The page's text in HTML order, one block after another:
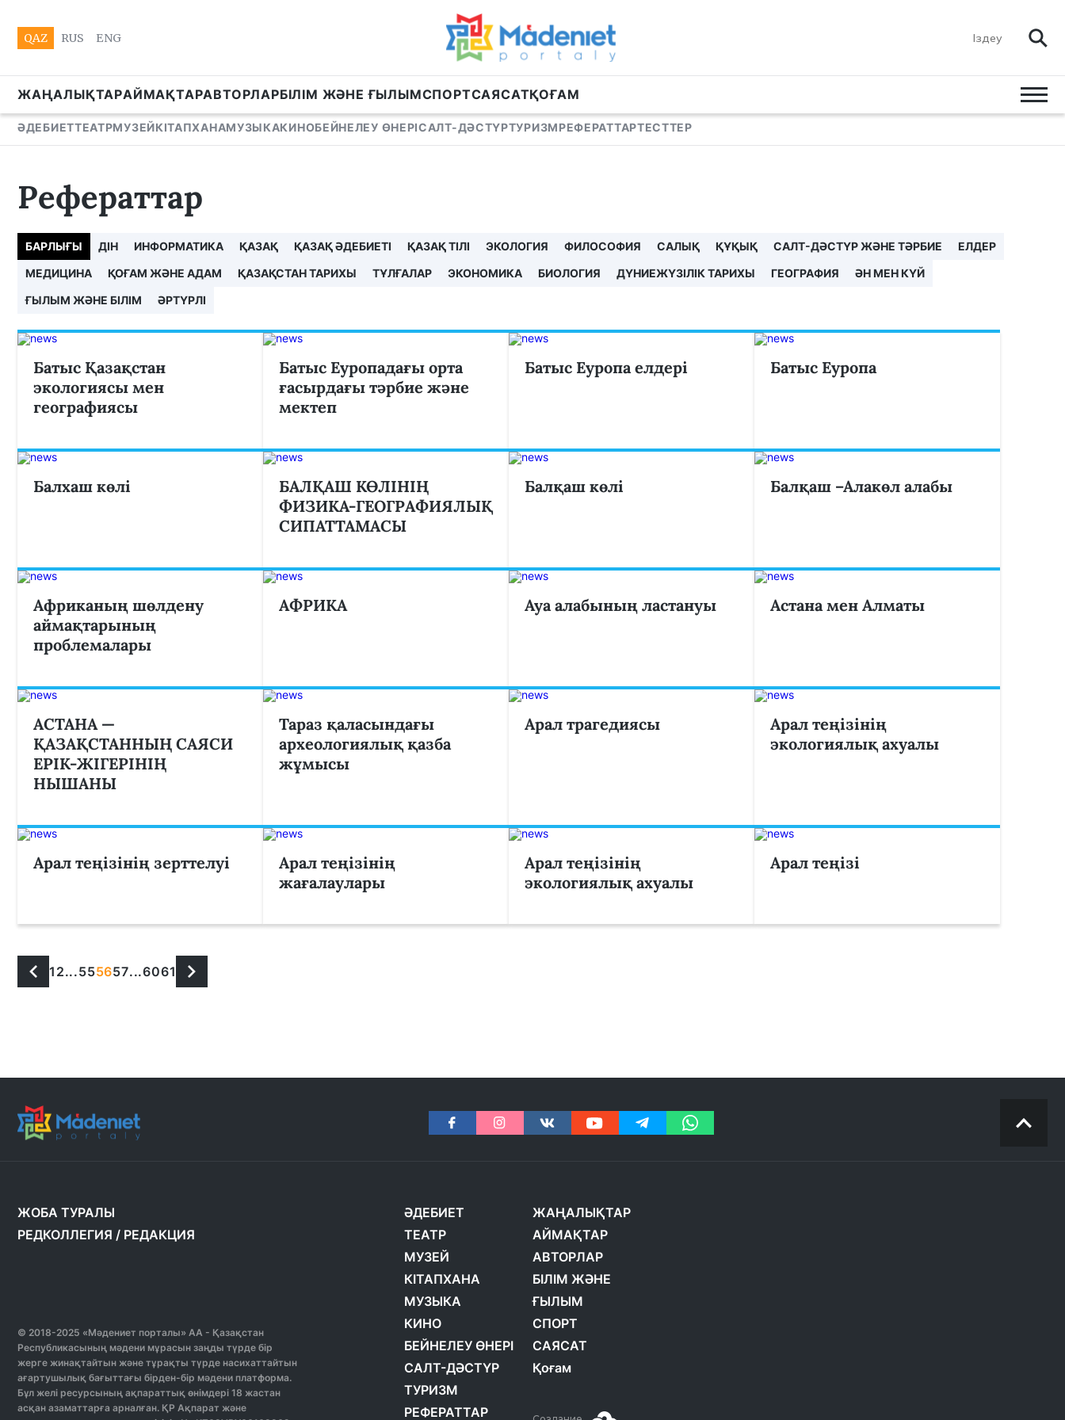
QAZ RUS ENG
ЖАҢАЛЫҚТАРАЙМАҚТАРАВТОРЛАРБІЛІМ ЖӘНЕ ҒЫЛЫМСПОРТСАЯСАТҚОҒАМ
ӘДЕБИЕТТЕАТРМУЗЕЙКІТАПХАНАМУЗЫКАКИНОБЕЙНЕЛЕУ ӨНЕРІСАЛТ-ДӘСТҮРТУРИЗМРЕФЕРАТТАРТЕСТТЕР
Рефераттар
БАРЛЫҒЫ ДІН ИНФОРМАТИКА ҚАЗАҚ ҚАЗАҚ ӘДЕБИЕТІ ҚАЗАҚ ТІЛІ ЭКОЛОГИЯ ФИЛОСОФИЯ САЛЫҚ ҚҰҚЫҚ САЛТ-ДӘСТҮР ЖӘНЕ ТӘРБИЕ
ЕЛДЕР
МЕДИЦИНА
ҚОҒАМ ЖӘНЕ АДАМ ҚАЗАҚСТАН ТАРИХЫ ТҰЛҒАЛАР ЭКОНОМИКА БИОЛОГИЯ ДҮНИЕЖҮЗІЛІК ТАРИХЫ ГЕОГРАФИЯ
ӘН МЕН КҮЙ
ҒЫЛЫМ ЖӘНЕ БІЛІМ
ӘРТҮРЛІ
Батыс Қазақстан
экологиясы мен
географиясы
Батыс Еуропадағы орта
ғасырдағы тәрбие және
мектеп
Батыс Еуропа елдері Батыс Еуропа
Балхаш көлі
БАЛҚАШ КӨЛІНІҢ
ФИЗИКА-ГЕОГРАФИЯЛЫҚ
СИПАТТАМАСЫ
Балқаш көлі Балқаш –Алакөл алабы
Африканың шөлдену
аймақтарының
проблемалары
АФРИКА Ауа алабының ластануы Астана мен Алматы
АСТАНА —
ҚАЗАҚСТАННЫҢ САЯСИ
ЕРІК-ЖІГЕРІНІҢ
НЫШАНЫ
Тараз қаласындағы
археологиялық қазба
жұмысы
Арал трагедиясы
Арал теңізінің
экологиялық ахуалы
Арал теңізінің зерттелуі
Арал теңізінің
жағалаулары
Арал теңізінің
экологиялық ахуалы
Арал теңізі
1 2...555657...6061
ЖОБА ТУРАЛЫ
РЕДКОЛЛЕГИЯ / РЕДАКЦИЯ
© 2018-2025 «Мәдениет порталы» АА - Қазақстан
Республикасының мәдени мұрасын заңды түрде бір
жерге жинақтайтын және тұрақты түрде насихаттайтын
ағартушылық бағыттағы бірден-бір мәдени платформа.
Бұл желі ресурсының ақпараттық өнімдері 18 жастан
асқан азаматтарға арналған. ҚР Ақпарат және
ӘДЕБИЕТ
ТЕАТР
МУЗЕЙ
КІТАПХАНА
МУЗЫКА
КИНО
БЕЙНЕЛЕУ ӨНЕРІ
САЛТ-ДӘСТҮР
ТУРИЗМ
РЕФЕРАТТАР
ЖАҢАЛЫҚТАР
АЙМАҚТАР
АВТОРЛАР
БІЛІМ ЖӘНЕ
ҒЫЛЫМ
СПОРТ
САЯСАТ
Қоғам